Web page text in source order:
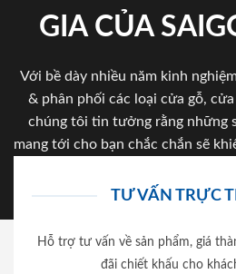
GIA CỦA
Với bề dày nhiều năm kinh
& phân phối các loại cửa gỗ,
chúng tôi tin tưởng rằng những
mang tới cho bạn chắc chắn sẽ
TƯ VẤN TRỰC
Hỗ trợ tư vấn về sản phẩm, giá
đãi chiết khấu cho